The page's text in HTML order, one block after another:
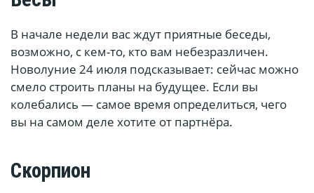
В начале недели вас ждут приятные беседы,
возможно, с кем-то, кто вам небезразличен.
Новолуние 24 июля подсказывает: сейчас можно
смело строить планы на будущее. Если вы
колебались — самое время определиться, чего
вы на самом деле хотите от партнёра.
Скорпион